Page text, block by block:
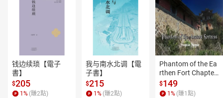
钱边续琐【電子
書】
$205
1 % (賺2點)
我与南水北调【電
子書】
$215
1 % (賺2點)
Phantom of the Ea
rthen Fort Chapter
4【有聲書】
$149
1 % (賺1 點)